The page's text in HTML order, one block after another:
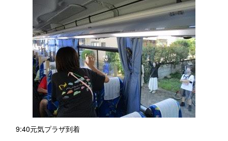
9:40元気プラザ到着